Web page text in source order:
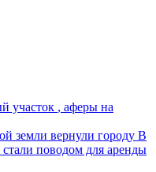
участок , аферы на
земли вернули городу В
поводом для аренды